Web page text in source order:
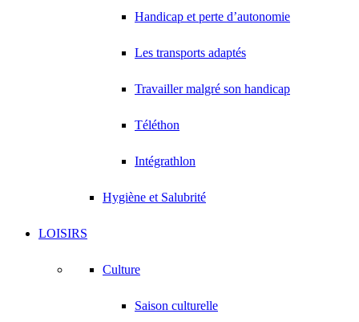
Handicap et perte d’autonomie
Les transports adaptés
Travailler malgré son handicap
Téléthon
Intégrathlon
Hygiène et Salubrité
LOISIRS
Culture
Saison culturelle